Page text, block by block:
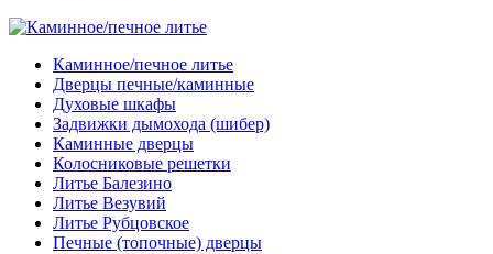
Каминное/печное литье
Дверцы печные/каминные
Духовые шкафы
Задвижки дымохода (шибер)
Каминные дверцы
Колосниковые решетки
Литье Балезино
Литье Везувий
Литье Рубцовское
Печные (топочные) дверцы